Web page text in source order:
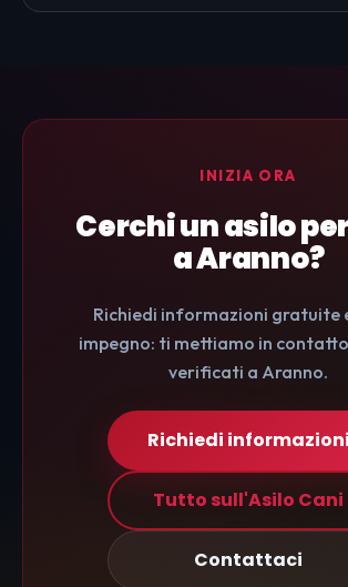
INIZIA ORA
Cerchi un asilo
a Aranno?
Richiedi informazioni gratuite
impegno: ti mettiamo in
verificati a Aranno.
Richiedi informazioni
Tutto sull'Asilo Cani
Contattaci